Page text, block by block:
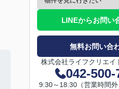
LINEからお問い
無料お問い合
株式会社ライフクリエイ
042-500-
9:30～18:30（営業時間